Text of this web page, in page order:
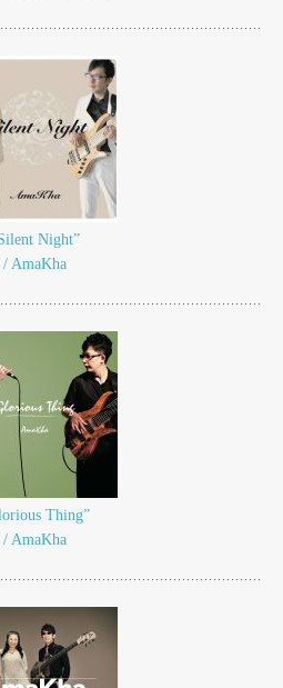
Night”
/ AmaKha
Thing”
/ AmaKha